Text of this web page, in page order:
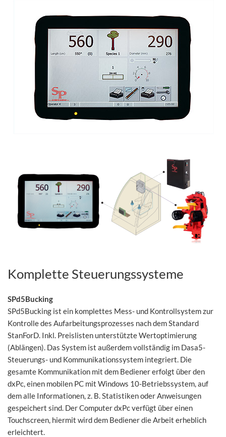
Komplette Steuerungssysteme
SPd5Bucking
SPd5Bucking ist ein komplettes Mess- und Kontrollsystem zur
Kontrolle des Aufarbeitungsprozesses nach dem Standard
StanForD. Inkl. Preislisten unterstützte Wertoptimierung
(Ablängen). Das System ist außerdem vollständig im Dasa5-
Steuerungs- und Kommunikationssystem integriert. Die
gesamte Kommunikation mit dem Bediener erfolgt über den
dxPc, einen mobilen PC mit Windows 10-Betriebssystem, auf
dem alle Informationen, z. B. Statistiken oder Anweisungen
gespeichert sind. Der Computer dxPc verfügt über einen
Touchscreen, hiermit wird dem Bediener die Arbeit erheblich
erleichtert.